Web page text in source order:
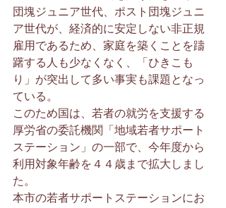
団塊ジュニア世代、ポスト団塊ジュニ
ア世代が、経済的に安定しない非正規
雇用であるため、家庭を築くことを躊
躇する人も少なくなく、「ひきこも
り」が突出して多い事実も課題となっ
ている。
このため国は、若者の就労を支援する
厚労省の委託機関「地域若者サポート
ステーション」の一部で、今年度から
利用対象年齢を４４歳まで拡大しまし
た。
本市の若者サポートステーションにお